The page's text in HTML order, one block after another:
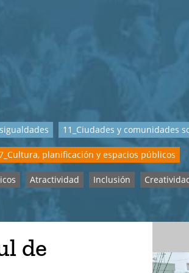
11_Ciudades y comunidades
planificación y espacios públicos
Atractividad Inclusión
de